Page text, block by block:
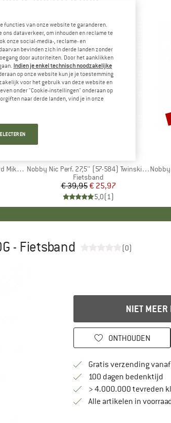
622)
Artikel
Nobby Nic Perf. 27,5'' (57-584) Twinskin FB TLR
Productgroep
Fietsband
Prijs
€ 39,95Verlaagde prijs
€ 25,97
5,0(1)
Artikel
Nobby
- Fietsband (0)
NIET MEER
ONTHOUDEN
Gratis verzending
100 dagen bedenktijd
> 4.000.000 tevreden
Alle artikelen in
functies van onze website te garanderen.
dataverkeer, om inhouden en reclame te
onze social-media-, reclame- en
bevinden zich in derde landen zonder
door autoriteiten. Door het aanklikken
Indien je enkel technisch noodzakelijke
op onze website kun je je toestemming
voor het gebruik van deze website en
onder "Cookie-instellingen" onderaan op
naar derde landen, vind je in onze